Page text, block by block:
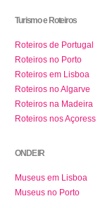
Turismo e Roteiros
Roteiros de Portugal
Roteiros no Porto
Roteiros em Lisboa
Roteiros no Algarve
Roteiros na Madeira
Roteiros nos Açoress
ONDE IR
Museus em Lisboa
Museus no Porto